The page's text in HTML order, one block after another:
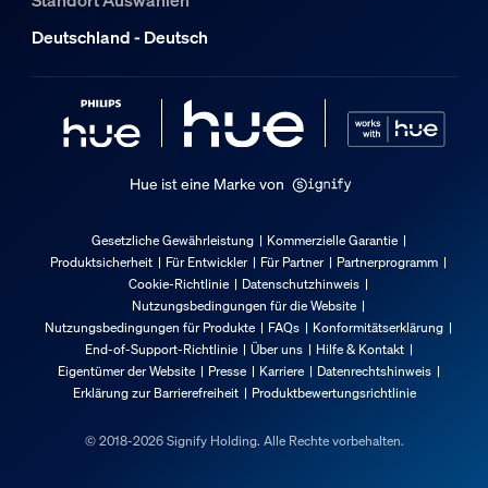
8720169879997
Nettogewicht
0,54 kg
Bruttogewicht
Länge
Breite
Material-Nummer (12NC)
Produktabmessungen und -gewicht
Deutschland - Deutsch
Hue ist eine Marke von
Gesetzliche Gewährleistung
Kommerzielle Garantie
Produktsicherheit
Für Entwickler Für Partner
Partnerprogramm
Cookie-Richtlinie
Datenschutzhinweis
Nutzungsbedingungen für die Website
Nutzungsbedingungen für Produkte
FAQs
Konformitätserklärung
End-of-Support-Richtlinie
Über uns
Hilfe & Kontakt
Eigentümer der Website
Presse Karriere
Datenrechtshinweis
Erklärung zur Barrierefreiheit
Produktbewertungsrichtlinie
© 2018-2026 Signify Holding. Alle Rechte vorbehalten.